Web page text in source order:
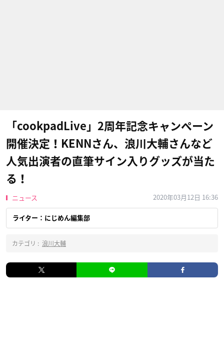
「cookpadLive」2周年記念キャンペーン
開催決定！KENNさん、浪川大輔さんなど
人気出演者の直筆サイン入りグッズが当た
る！
ニュース 2020年03月12日 16:36
ライター：にじめん編集部
カテゴリ : 浪川大輔